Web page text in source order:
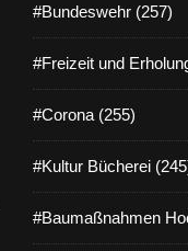
#Bundeswehr (257)
#Freizeit und
#Corona (255)
#Kultur Bücherei
#Baumaßnahmen